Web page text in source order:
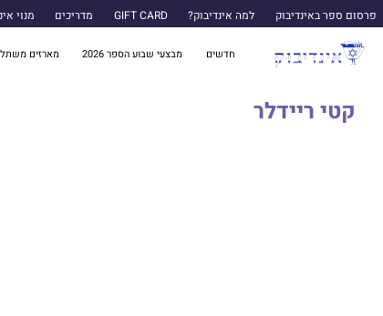
פרסום ספר באינדיבוק למה אינדיבוק? GIFT CARD מדריכים מנוי
חדשים מבצעי שבוע הספר 2026 מארזים
קטי ריידלר